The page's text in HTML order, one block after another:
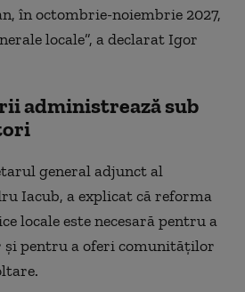
în octombrie-noiembrie 2027,
locale”, a declarat Igor
administrează sub
general adjunct al
Iacub, a explicat că reforma
locale este necesară pentru a
şi pentru a oferi comunităţilor